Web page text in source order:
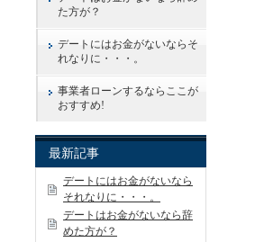
た方が？
デートにはお金がないならそ
れなりに・・・。
事業者ローンするならここが
おすすめ!
最新記事
デートにはお金がないなら
それなりに・・・。
デートはお金がないなら辞
めた方が？